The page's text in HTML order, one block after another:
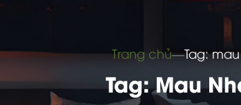
Trang chủ―Tag:
Tag: Mau